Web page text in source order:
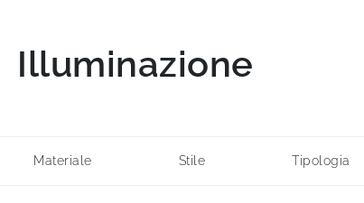
Illuminazione
Materiale Stile Tipologia